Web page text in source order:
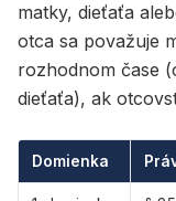
matky, dieťaťa
otca sa považuje
rozhodnom čase
dieťaťa), ak
Domienka